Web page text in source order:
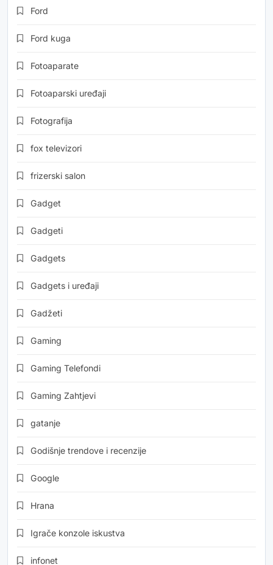
Ford
Ford kuga
Fotoaparate
Fotoaparski uređaji
Fotografija
fox televizori
frizerski salon
Gadget
Gadgeti
Gadgets
Gadgets i uređaji
Gadžeti
Gaming
Gaming Telefondi
Gaming Zahtjevi
gatanje
Godišnje trendove i recenzije
Google
Hrana
Igrače konzole iskustva
infonet